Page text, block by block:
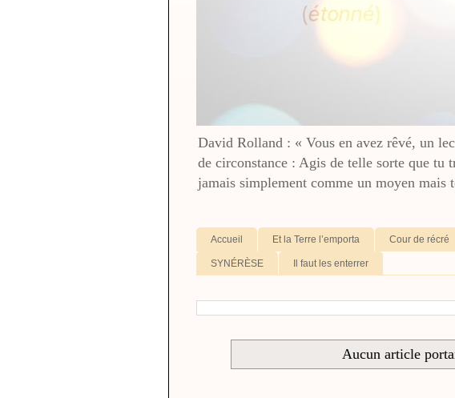
David Rolland : « Vous en avez rêvé, un
de circonstance : Agis de telle sorte que tu
jamais simplement comme un moyen
Accueil Et la Terre l’emporta Cour de récré
SYNÉRÈSE Il faut les enterrer
Aucun article